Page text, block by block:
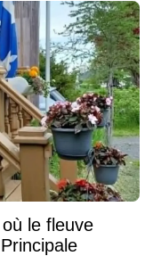
le fleuve